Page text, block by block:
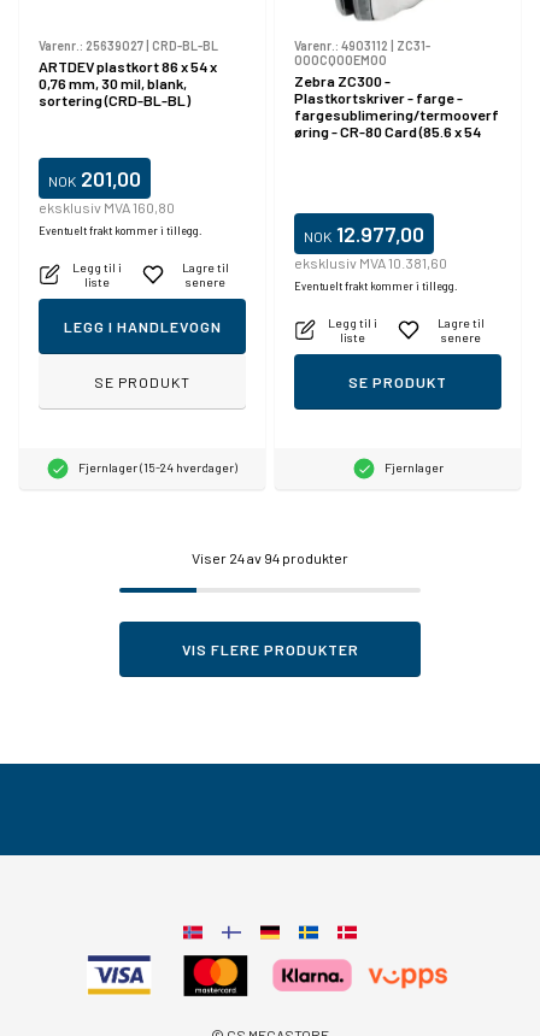
Varenr.: 25639027| CRD-BL-BL
ARTDEV plastkort 86 x 54 x
0,76 mm, 30 mil, blank,
sortering (CRD-BL-BL)
NOK 201,00
eksklusiv MVA 160,80
Eventuelt frakt kommer i tillegg.
Legg til i
liste
Lagre til
senere
LEGG I HANDLEVOGN
SE PRODUKT
Fjernlager (15-24 hverdager)
Varenr.: 4903112 | ZC31-
000CQ00EM00
Zebra ZC300 -
Plastkortskriver - farge -
fargesublimering/termooverf
øring - CR-80 Card (85.6 x 54
NOK 12.977,00
eksklusiv MVA 10.381,60
Eventuelt frakt kommer i tillegg.
Legg til i
liste
Lagre til
senere
SE PRODUKT
Fjernlager
Viser 24av 94 produkter
VIS FLERE PRODUKTER